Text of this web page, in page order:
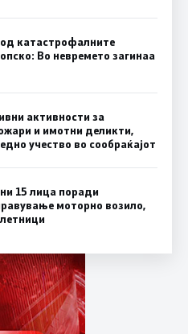
катастрофалните
Во невремето загинаа
активности за
и имотни деликти,
учество во сообраќајот
15 лица поради
моторно возило,